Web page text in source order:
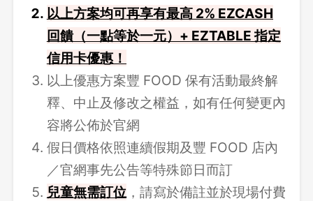
以上方案均可再享有最高 2% EZCASH
回饋（一點等於一元）+ EZTABLE 指定
信用卡優惠！
以上優惠方案豐 FOOD 保有活動最終解
釋、中止及修改之權益，如有任何變更內
容將公佈於官網
假日價格依照連續假期及豐 FOOD 店內
／官網事先公告等特殊節日而訂
兒童無需訂位，請寫於備註並於現場付費